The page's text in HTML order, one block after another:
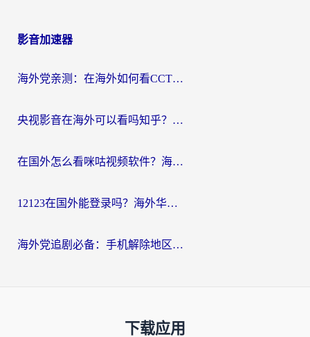
影音加速器
海外党亲测：在海外如何看CCTV？告别“仅限大陆播放”的实用指南
央视影音在海外可以看吗知乎？留学生亲测：3步解决地域限制+追剧自由
在国外怎么看咪咕视频软件？海外党亲测有效的回国加速方案
12123在国外能登录吗？海外华人必看的回国加速实用指南
海外党追剧必备：手机解除地区限制app怎么选？解决央视视频&国内剧地区限制全指南
下载应用